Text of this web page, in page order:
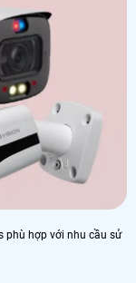
phù hợp với nhu cầu sử